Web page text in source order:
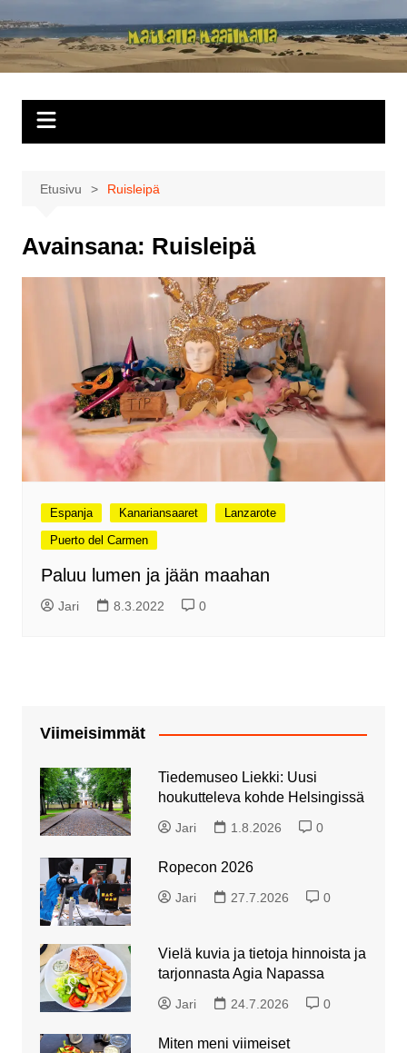
sisältöön
Matkalla
maailmalla
Etusivu Ruisleipä
Avainsana: Ruisleipä
Espanja Kanariansaaret
Lanzarote
Puerto del Carmen
Paluu lumen ja jään maahan
Jari 8.3.2022 0
Viimeisimmät
Tiedemuseo Liekki: Uusi
houkutteleva kohde Helsingissä
Jari 1.8.2026 0
Ropecon 2026
Jari 27.7.2026 0
Vielä kuvia ja tietoja hinnoista ja
tarjonnasta Agia Napassa
Jari 24.7.2026 0
Miten meni viimeiset